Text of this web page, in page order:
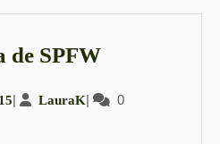
de SPFWMeu
dia
24
| LauraKLauraK
|
0